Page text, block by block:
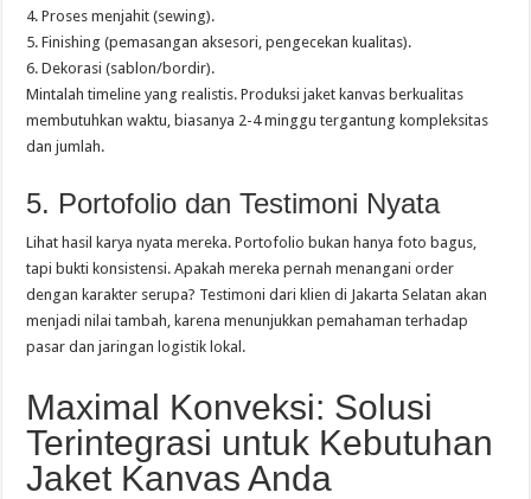
4. Proses menjahit (sewing).
5. Finishing (pemasangan aksesori, pengecekan kualitas).
6. Dekorasi (sablon/bordir).
Mintalah timeline yang realistis. Produksi jaket kanvas berkualitas
membutuhkan waktu, biasanya 2-4 minggu tergantung kompleksitas
dan jumlah.
5. Portofolio dan Testimoni Nyata
Lihat hasil karya nyata mereka. Portofolio bukan hanya foto bagus,
tapi bukti konsistensi. Apakah mereka pernah menangani order
dengan karakter serupa? Testimoni dari klien di Jakarta Selatan akan
menjadi nilai tambah, karena menunjukkan pemahaman terhadap
pasar dan jaringan logistik lokal.
Maximal Konveksi: Solusi
Terintegrasi untuk Kebutuhan
Jaket Kanvas Anda